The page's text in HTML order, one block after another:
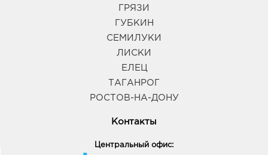
ГРЯЗИ
ГУБКИН
СЕМИЛУКИ
ЛИСКИ
ЕЛЕЦ
ТАГАНРОГ
РОСТОВ-НА-ДОНУ
Контакты
Центральный офис: